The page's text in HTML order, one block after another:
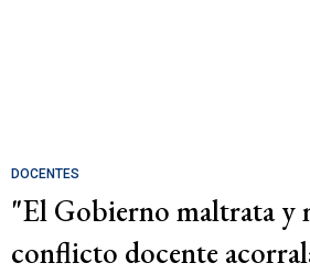
DOCENTES
"El Gobierno maltrata y
conflicto docente